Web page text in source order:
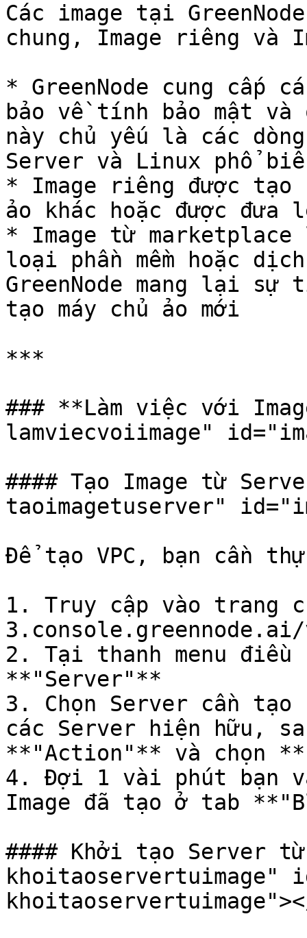
Các image tại
chung, Image riêng và
* GreenNode cung cấp
bảo về tính bảo mật và
này chủ yếu là các
Server và Linux phổ
* Image riêng được tạo
ảo khác hoặc được đưa
* Image từ
loại phần mềm hoặc
GreenNode mang lại
tạo máy chủ ảo mới
***
### **Làm việc với
lamviecvoiimage"
#### Tạo Image từ
taoimagetuserver"
Để tạo VPC, bạn cần
1. Truy cập vào trang
2. Tại thanh menu điều
**"Server"**
3. Chọn Server cần
các Server hiện hữu,
**"Action"** và chọn
4. Đợi 1 vài phút bạn
Image đã tạo ở tab
#### Khởi tạo Server
khoitaoservertuimage"